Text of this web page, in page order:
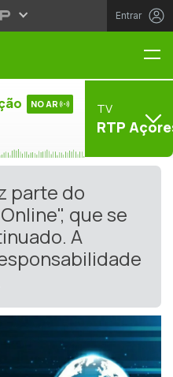
Entrar
NO AR TV
RTP
parte do
que se
A